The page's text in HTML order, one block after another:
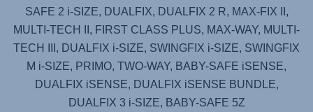
SAFE 2 i-SIZE, DUALFIX, DUALFIX 2 R, MAX-FIX II,
MULTI-TECH II, FIRST CLASS PLUS, MAX-WAY, MULTI-
TECH III, DUALFIX i-SIZE, SWINGFIX i-SIZE, SWINGFIX
M i-SIZE, PRIMO, TWO-WAY, BABY-SAFE iSENSE,
DUALFIX iSENSE, DUALFIX iSENSE BUNDLE,
DUALFIX 3 i-SIZE, BABY-SAFE 5Z